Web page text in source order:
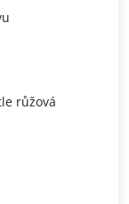
růžová